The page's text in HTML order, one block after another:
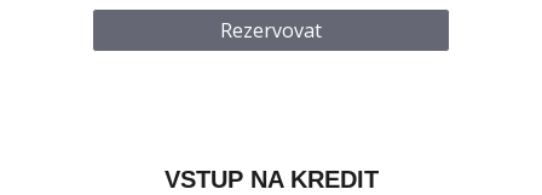
Rezervovat
VSTUP NA KREDIT